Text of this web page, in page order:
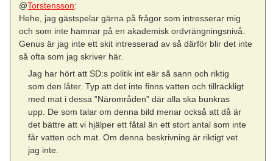
@Torstensson:
Hehe, jag gästspelar gärna på frågor som intresserar mig
och som inte hamnar på en akademisk ordvrängningsnivå.
Genus är jag inte ett skit intresserad av så därför blir det inte
så ofta som jag skriver här.
Jag har hört att SD:s politik int eär så sann och riktig
som den låter. Typ att det inte finns vatten och tillräckligt
med mat i dessa ”Närområden” där alla ska bunkras
upp. De som talar om denna bild menar också att då är
det bättre att vi hjälper ett fåtal än ett stort antal som inte
får vatten och mat. Om denna beskrivning är riktigt vet
jag inte.